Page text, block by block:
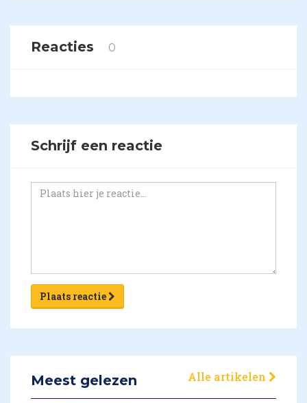
Reacties 0
Schrijf een reactie
Plaats reactie
Meest gelezen Alle artikelen